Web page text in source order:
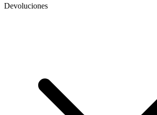
Devoluciones